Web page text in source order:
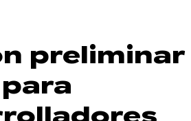
preliminar
para